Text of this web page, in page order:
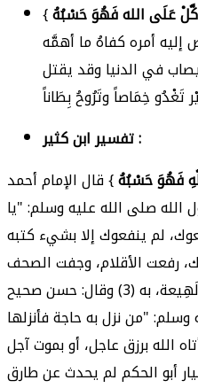
عَلَى الله فَهُوَ حَسْبُهُ
تفسير ابن كثير :
فَهُوَ حَسْبُهُ
صلى الله عليه وسلم: "يا
لم ينفعوك إلا بشيء كتبه
"من نزل به حاجة فأنزلها
أبو الحكم لم يحدث عن طارق